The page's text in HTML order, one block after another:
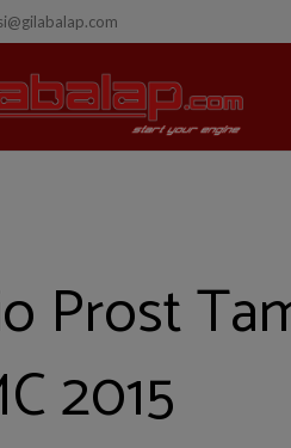
Prost
2015